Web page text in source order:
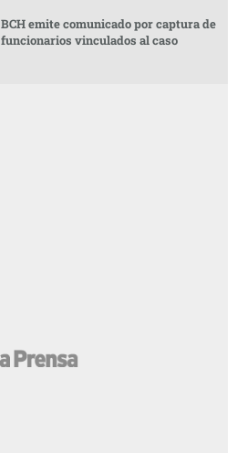
BCH emite comunicado por captura de
funcionarios vinculados al caso